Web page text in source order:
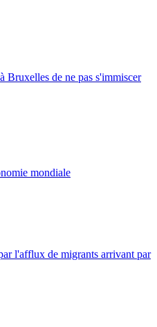
de ne pas s'immiscer
mondiale
l'afflux de migrants arrivant par